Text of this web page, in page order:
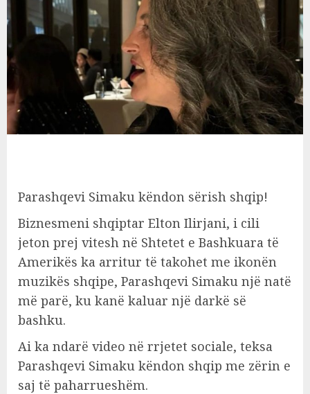
Parashqevi Simaku këndon sërish shqip!
Biznesmeni shqiptar Elton Ilirjani, i cili
jeton prej vitesh në Shtetet e Bashkuara të
Amerikës ka arritur të takohet me ikonën
muzikës shqipe, Parashqevi Simaku një natë
më parë, ku kanë kaluar një darkë së
bashku.
Ai ka ndarë video në rrjetet sociale, teksa
Parashqevi Simaku këndon shqip me zërin e
saj të paharrueshëm.